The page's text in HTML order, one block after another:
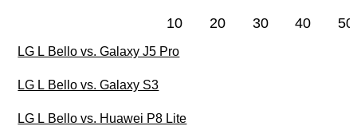
10 20 30 40 50
LG L Bello vs. Galaxy J5 Pro
LG L Bello vs. Galaxy S3
LG L Bello vs. Huawei P8 Lite